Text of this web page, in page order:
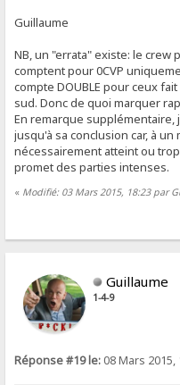
Guillaume
NB, un "errata" existe: le crew
comptent pour 0CVP
compte DOUBLE pour ceux
sud. Donc de quoi marquer
En remarque
jusqu'à sa conclusion car, à
nécessairement atteint ou
promet des parties intenses.
« Modifié: 03 Mars 2015, 18:23 par
Guillaume
1-4-9
Réponse #19 le: 08 Mars 2015,